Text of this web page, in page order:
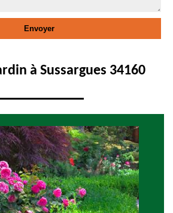
à Sussargues 34160